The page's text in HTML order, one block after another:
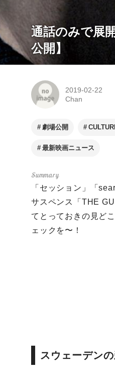
通話のみで展
公開】
2019-02-22
Chan
劇場公開
最新映画ニュース
「セッション」「
サスペンス「THE
てとっておきの見ど
ェックを〜！
スウェーデン